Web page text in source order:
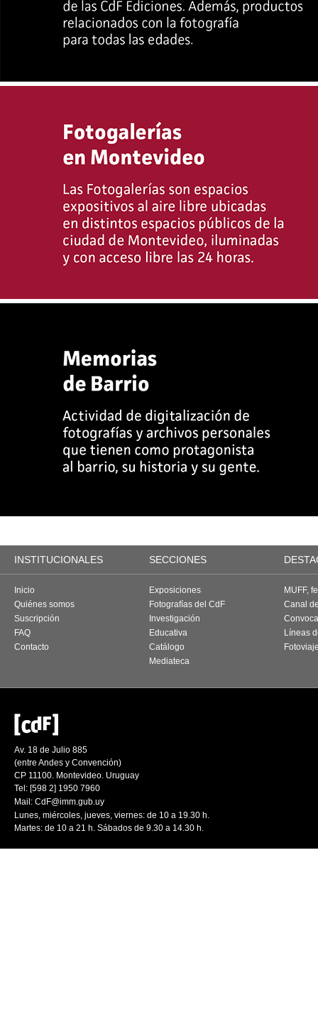
INSTITUCIONALES SECCIONES
Inicio
Quiénes somos
Suscripción
FAQ
Contacto
Exposiciones
Fotografías del CdF
Investigación
Educativa
Catálogo
Mediateca
MUFF,
Canal
Líneas
Av. 18 de Julio 885
(entre Andes y Convención)
CP 11100. Montevideo. Uruguay
Tel: [598 2] 1950 7960
Mail: CdF@imm.gub.uy
Lunes, miércoles, jueves, viernes: de 10 a 19.30 h.
Martes: de 10 a 21 h. Sábados de 9.30 a 14.30 h.